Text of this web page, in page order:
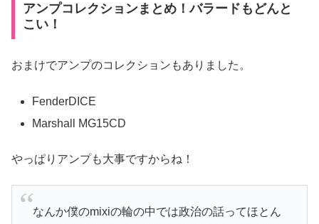
アンプコレクションまとめ！バラードもどんと
こい！
おまけでアンプのコレクションもありました。
FenderDICE
Marshall MG15CD
やっぱりアンプも大事ですからね！
なんか僕のmixiの輪の中では政治の話ってほとん